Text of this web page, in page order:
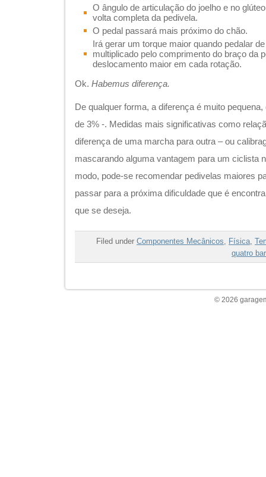
O ângulo de articulação do joelho e no
volta completa da pedivela.
O pedal passará mais próximo do chão.
Irá gerar um torque maior quando pedalar
multiplicado pelo comprimento do braço da
deslocamento maior em cada rotação.
Ok. Habemus diferença.
De qualquer forma, a diferença é muito
de 3% -. Medidas mais significativas como
diferença de uma marcha para outra – ou
mascarando alguma vantagem para um ciclista
modo, pode-se recomendar pedivelas maiores
passar para a próxima dificuldade que é
que se deseja.
Filed under Componentes Mecânicos, Física,
quatro
© 2026